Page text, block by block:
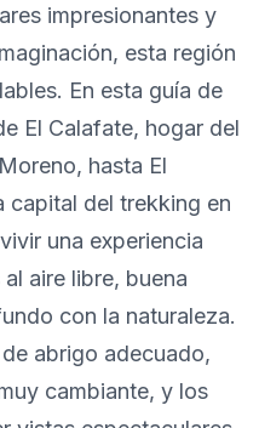
impresionantes y
esta región
En esta guía de
El Calafate, hogar del
hasta El
capital del trekking en
una experiencia
aire libre, buena
con la naturaleza.
abrigo adecuado,
cambiante, y los